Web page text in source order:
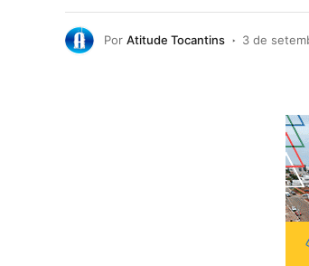
Por Atitude Tocantins 3 de